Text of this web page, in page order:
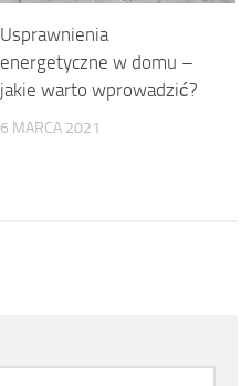
Usprawnienia
energetyczne w domu –
jakie warto wprowadzić?
6 MARCA 2021